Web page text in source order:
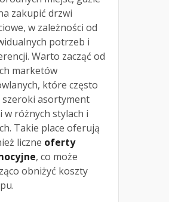
zakupić drzwi
w zależności od
potrzeb i
Warto zacząć od
marketów
które często
szeroki asortyment
w różnych stylach i
Takie place oferują
liczne oferty
, co może
obniżyć koszty